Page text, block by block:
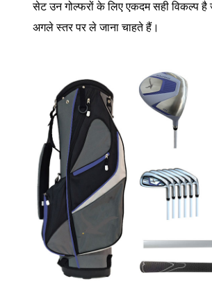
सेट उन गोल्फरों के लिए एकदम सही विकल्प
अगले स्तर पर ले जाना चाहते हैं।